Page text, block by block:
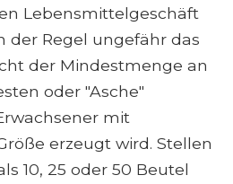
Lebensmittelgeschäft
der Regel ungefähr das
der Mindestmenge an
oder "Asche"
mit
erzeugt wird. Stellen
10, 25 oder 50 Beutel